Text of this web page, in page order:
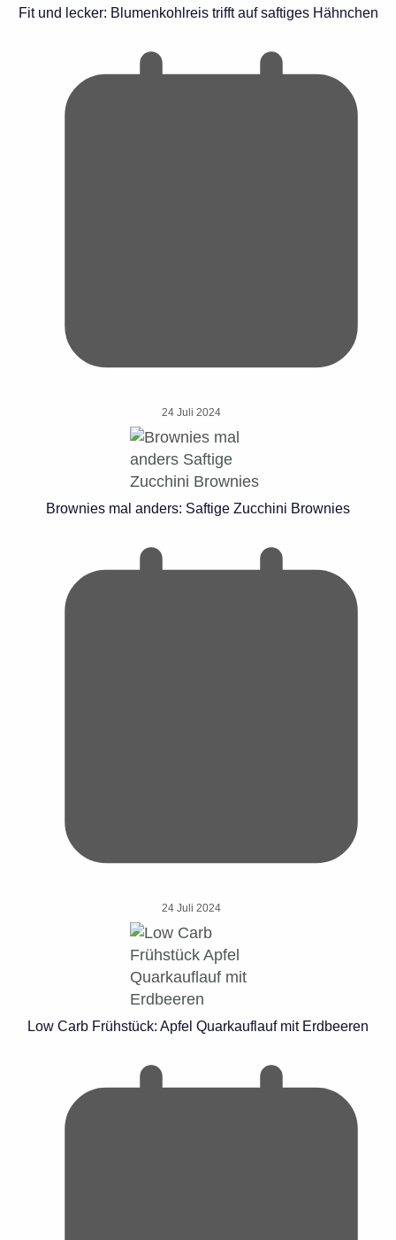
Fit und lecker: Blumenkohlreis trifft auf saftiges Hähnchen
24 Juli 2024
Brownies mal anders: Saftige Zucchini Brownies
24 Juli 2024
Low Carb Frühstück: Apfel Quarkauflauf mit Erdbeeren